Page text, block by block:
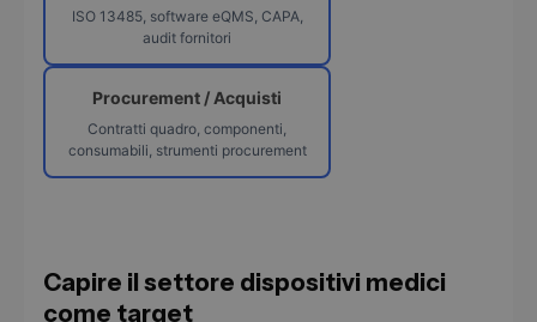
ISO 13485, software eQMS, CAPA,
audit fornitori
Procurement / Acquisti
Contratti quadro, componenti,
consumabili, strumenti procurement
Capire il settore dispositivi medici
come target